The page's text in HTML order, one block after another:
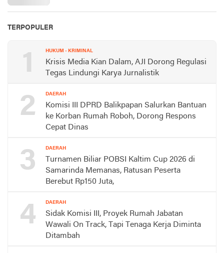
TERPOPULER
1 HUKUM - KRIMINAL
Krisis Media Kian Dalam, AJI Dorong Regulasi
Tegas Lindungi Karya Jurnalistik
2 DAERAH
Komisi III DPRD Balikpapan Salurkan Bantuan
ke Korban Rumah Roboh, Dorong Respons
Cepat Dinas
3 DAERAH
Turnamen Biliar POBSI Kaltim Cup 2026 di
Samarinda Memanas, Ratusan Peserta
Berebut Rp150 Juta,
4 DAERAH
Sidak Komisi III, Proyek Rumah Jabatan
Wawali On Track, Tapi Tenaga Kerja Diminta
Ditambah